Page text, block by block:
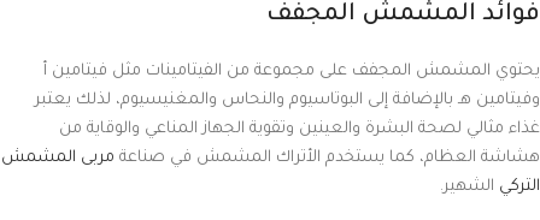
فوائد المشمش المجفف
يحتوي المشمش المجفف على مجموعة من الفيتامينات مثل فيتامين أ
وفيتامين هـ بالإضافة إلى البوتاسيوم والنحاس والمغنيسيوم، لذلك يعتبر
غذاء مثالي لصحة البشرة والعينين وتقوية الجهاز المناعي والوقاية من
هشاشة العظام، كما يستخدم الأتراك المشمش في صناعة مربى المشمش
التركي الشهير.